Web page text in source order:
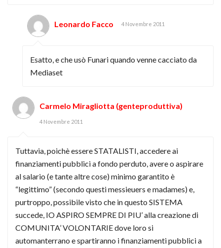
Leonardo Facco 4 Novembre 2011
Esatto, e che usò Funari quando venne cacciato da
Mediaset
Carmelo Miragliotta (genteproduttiva)
4 Novembre 2011
Tuttavia, poichè essere STATALISTI, accedere ai
finanziamenti pubblici a fondo perduto, avere o aspirare
al salario (e tante altre cose) minimo garantito è
“legittimo” (secondo questi messieuers e madames) e,
purtroppo, possibile visto che in questo SISTEMA
succede, IO ASPIRO SEMPRE DI PIU’ alla creazione di
COMUNITA’ VOLONTARIE dove loro si
automanterrano e spartiranno i finanziamenti pubblici a